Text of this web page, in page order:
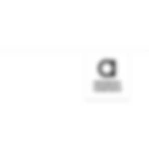
Bezoek de